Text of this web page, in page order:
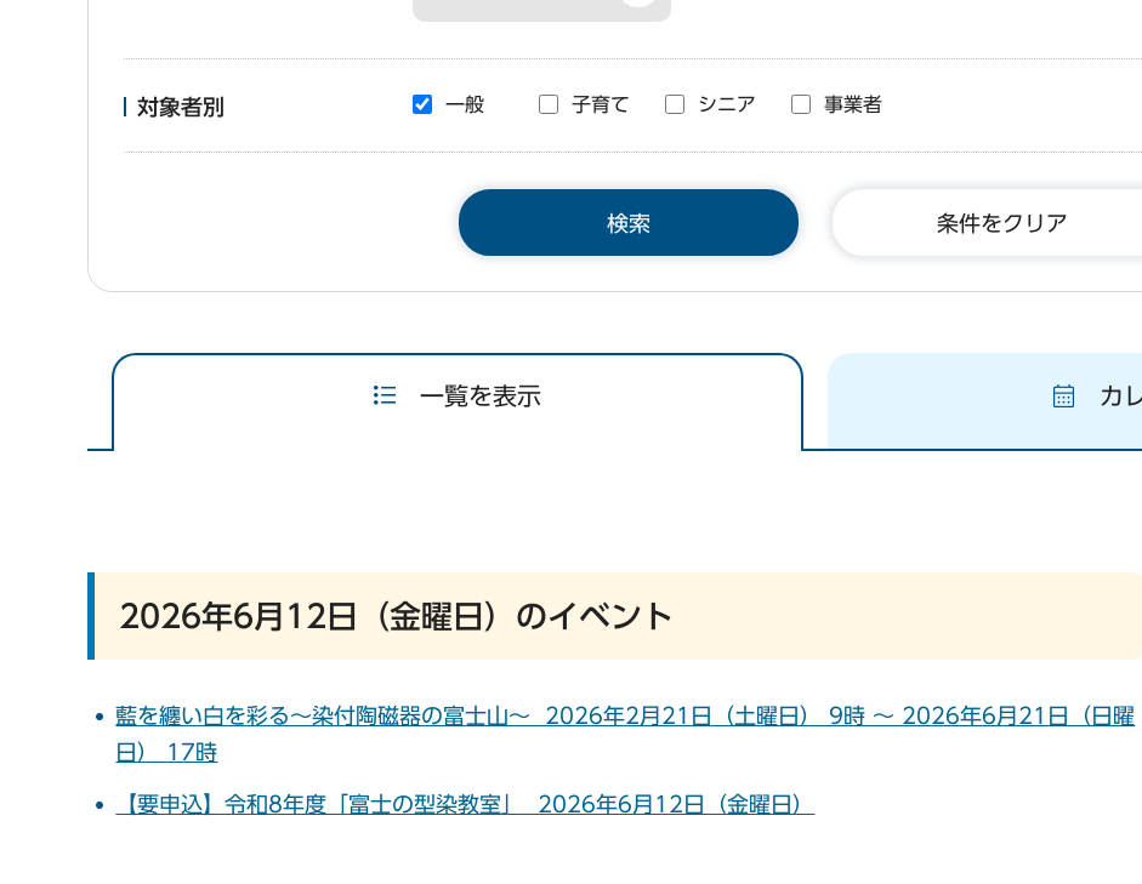
対象者別 一般 子育て シニア 事業者
条件をクリア
一覧を表示 カ
2026年6月12日（金曜日）のイベント
藍を纏い白を彩る～染付陶磁器の富士山～ 2026年2月21日（土曜日） 9時 ～ 2026年6月21日（日曜
日） 17時
【要申込】令和8年度「富士の型染教室」 2026年6月12日（金曜日）